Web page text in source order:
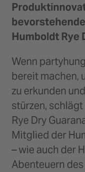
Humboldt Rye
Wenn
bereit machen,
zu erkunden
stürzen,
Rye Dry
Mitglied der
– wie auch der
Abenteuern